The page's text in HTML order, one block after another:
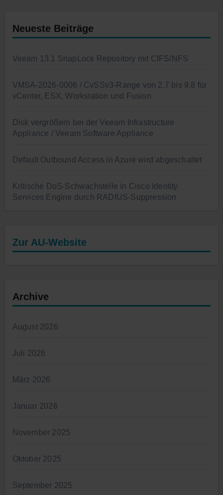
Neueste Beiträge
Veeam 13.1 SnapLock Repository mit CIFS/NFS
VMSA-2026-0006 / CvSSv3-Range von 2.7 bis 9.8 für
vCenter, ESX, Workstation und Fusion
Disk vergrößern bei der Veeam Infrastructure
Appliance / Veeam Software Appliance
Default Outbound Access in Azure wird abgeschaltet
Kritische DoS-Schwachstelle in Cisco Identity
Services Engine durch RADIUS-Suppression
Zur AU-Website
Archive
August 2026
Juli 2026
März 2026
Januar 2026
November 2025
Oktober 2025
September 2025